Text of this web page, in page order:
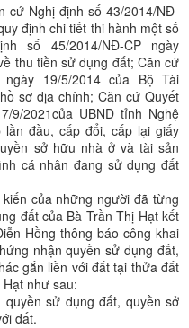
cứ Nghị định số 43/2014/NĐ-
định chi tiết thi hành một số
số 45/2014/NĐ-CP ngày
thu tiền sử dụng đất; Căn cứ
ngày 19/5/2014 của Bộ Tài
sơ địa chính; Căn cứ Quyết
9/2021của UBND tỉnh Nghệ
đầu, cấp đổi, cấp lại giấy
sở hữu nhà ở và tài sản
cá nhân đang sử dụng đất
của những người đã từng
đất của Bà Trần Thị Hạt kết
Hồng thông báo công khai
nhận quyền sử dụng đất,
gắn liền với đất tại thửa đất
như sau:
sử dụng đất, quyền sở
đất.